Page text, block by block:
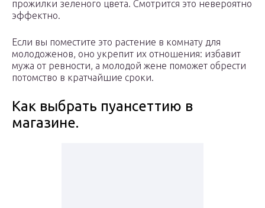
прожилки зеленого цвета. Смотрится это невероятно
эффектно.
Если вы поместите это растение в комнату для
молодоженов, оно укрепит их отношения: избавит
мужа от ревности, а молодой жене поможет обрести
потомство в кратчайшие сроки.
Как выбрать пуансеттию в
магазине.